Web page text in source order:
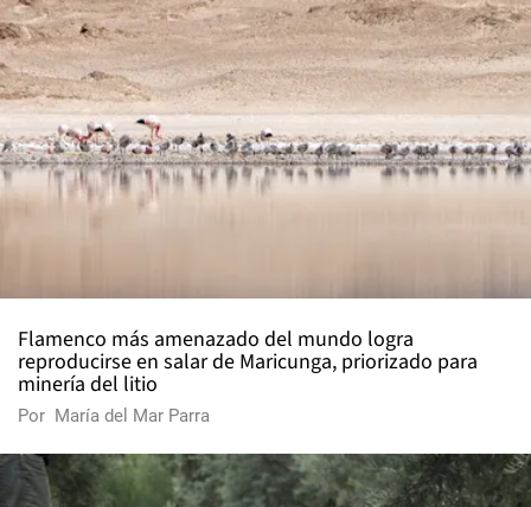
Flamenco más amenazado del mundo logra
reproducirse en salar de Maricunga, priorizado para
minería del litio
Por María del Mar Parra